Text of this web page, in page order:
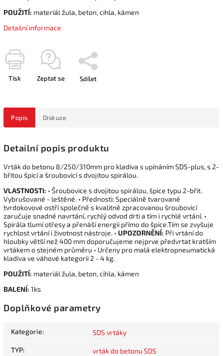
POUŽITÍ: materiál žula, beton, cihla, kámen
Detailní informace
Tisk Zeptat se Sdílet
Popis Diskuze
Detailní popis produktu
Vrták do betonu 8/250/310mm pro kladiva s upínáním SDS-plus, s 2-
břitou špicí a šroubovicí s dvojitou spirálou.
VLASTNOSTI: • Šroubovice s dvojitou spirálou, špice typu 2-břit.
Vybrušované - leštěné. • Přednosti: Speciálně tvarované
tvrdokovové ostří společně s kvalitně zpracovanou šroubovicí
zaručuje snadné navrtání, rychlý odvod drti a tím i rychlé vrtání. •
Spirála tlumí otřesy a přenáší energii přímo do špice.Tím se zvyšuje
rychlost vrtání i životnost nástroje. • UPOZORNĚNÍ: Při vrtání do
hloubky větší než 400 mm doporučujeme nejprve předvrtat kratším
vrtákem o stejném průměru • Určeny pro malá elektropneumatická
kladiva ve váhové kategorii 2 - 4 kg.
POUŽITÍ: materiál žula, beton, cihla, kámen
BALENÍ: 1ks
Doplňkové parametry
Kategorie: SDS vrtáky
TYP: vrták do betonu SDS